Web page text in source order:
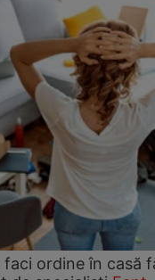
faci ordine în casă